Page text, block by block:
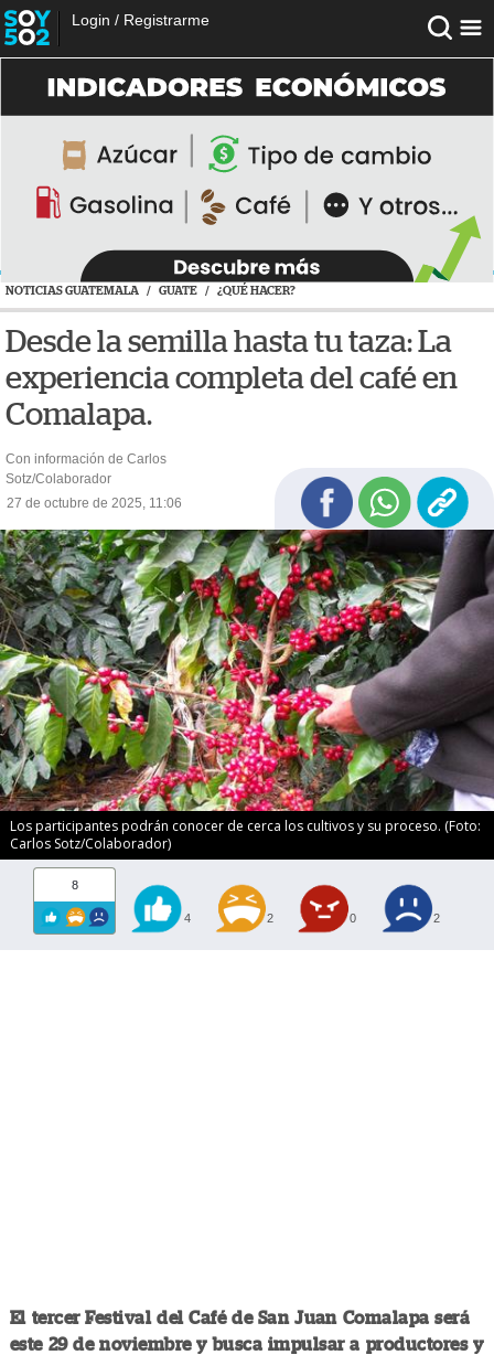
Login / Registrarme
NOTICIAS GUATEMALA / GUATE / ¿QUÉ HACER?
Desde la semilla hasta tu taza: La
experiencia completa del café en
Comalapa.
Con información de Carlos
Sotz/Colaborador
27 de octubre de 2025, 11:06
Los participantes podrán conocer de cerca los cultivos y su proceso. (Foto:
Carlos Sotz/Colaborador)
8
4 2 0 2
El tercer Festival del Café de San Juan Comalapa será
este 29 de noviembre y busca impulsar a productores y